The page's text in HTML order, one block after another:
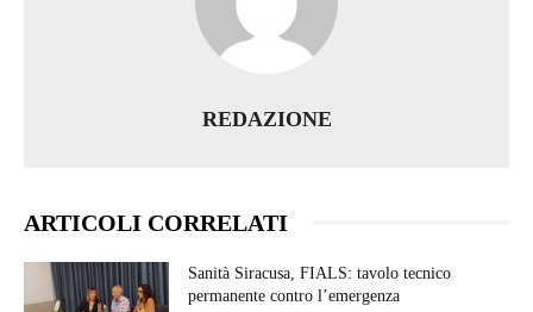
REDAZIONE
ARTICOLI CORRELATI
Sanità Siracusa, FIALS: tavolo tecnico
permanente contro l’emergenza